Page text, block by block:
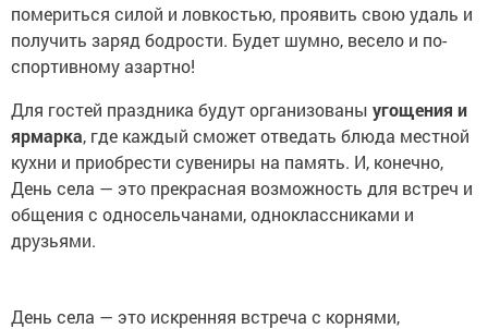
помериться силой и ловкостью, проявить свою удаль и
получить заряд бодрости. Будет шумно, весело и по-
спортивному азартно!
Для гостей праздника будут организованы угощения и
ярмарка, где каждый сможет отведать блюда местной
кухни и приобрести сувениры на память. И, конечно,
День села — это прекрасная возможность для встреч и
общения с односельчанами, одноклассниками и
друзьями.
День села — это искренняя встреча с корнями,